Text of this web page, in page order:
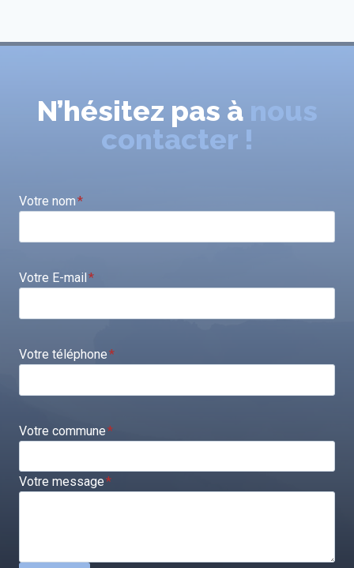
N’hésitez pas à nous
contacter !
Votre nom*
Votre E-mail*
Votre téléphone*
Votre commune*
Votre message*